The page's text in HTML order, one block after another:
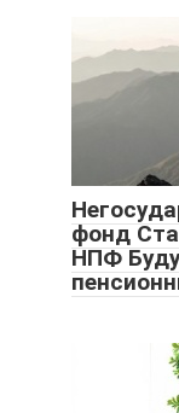
фонд
НПФ